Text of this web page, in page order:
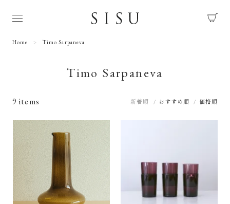
Home Timo Sarpaneva
Timo Sarpaneva
9 items 新着順 おすすめ順 価格順